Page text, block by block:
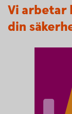
Vi arbetar
din